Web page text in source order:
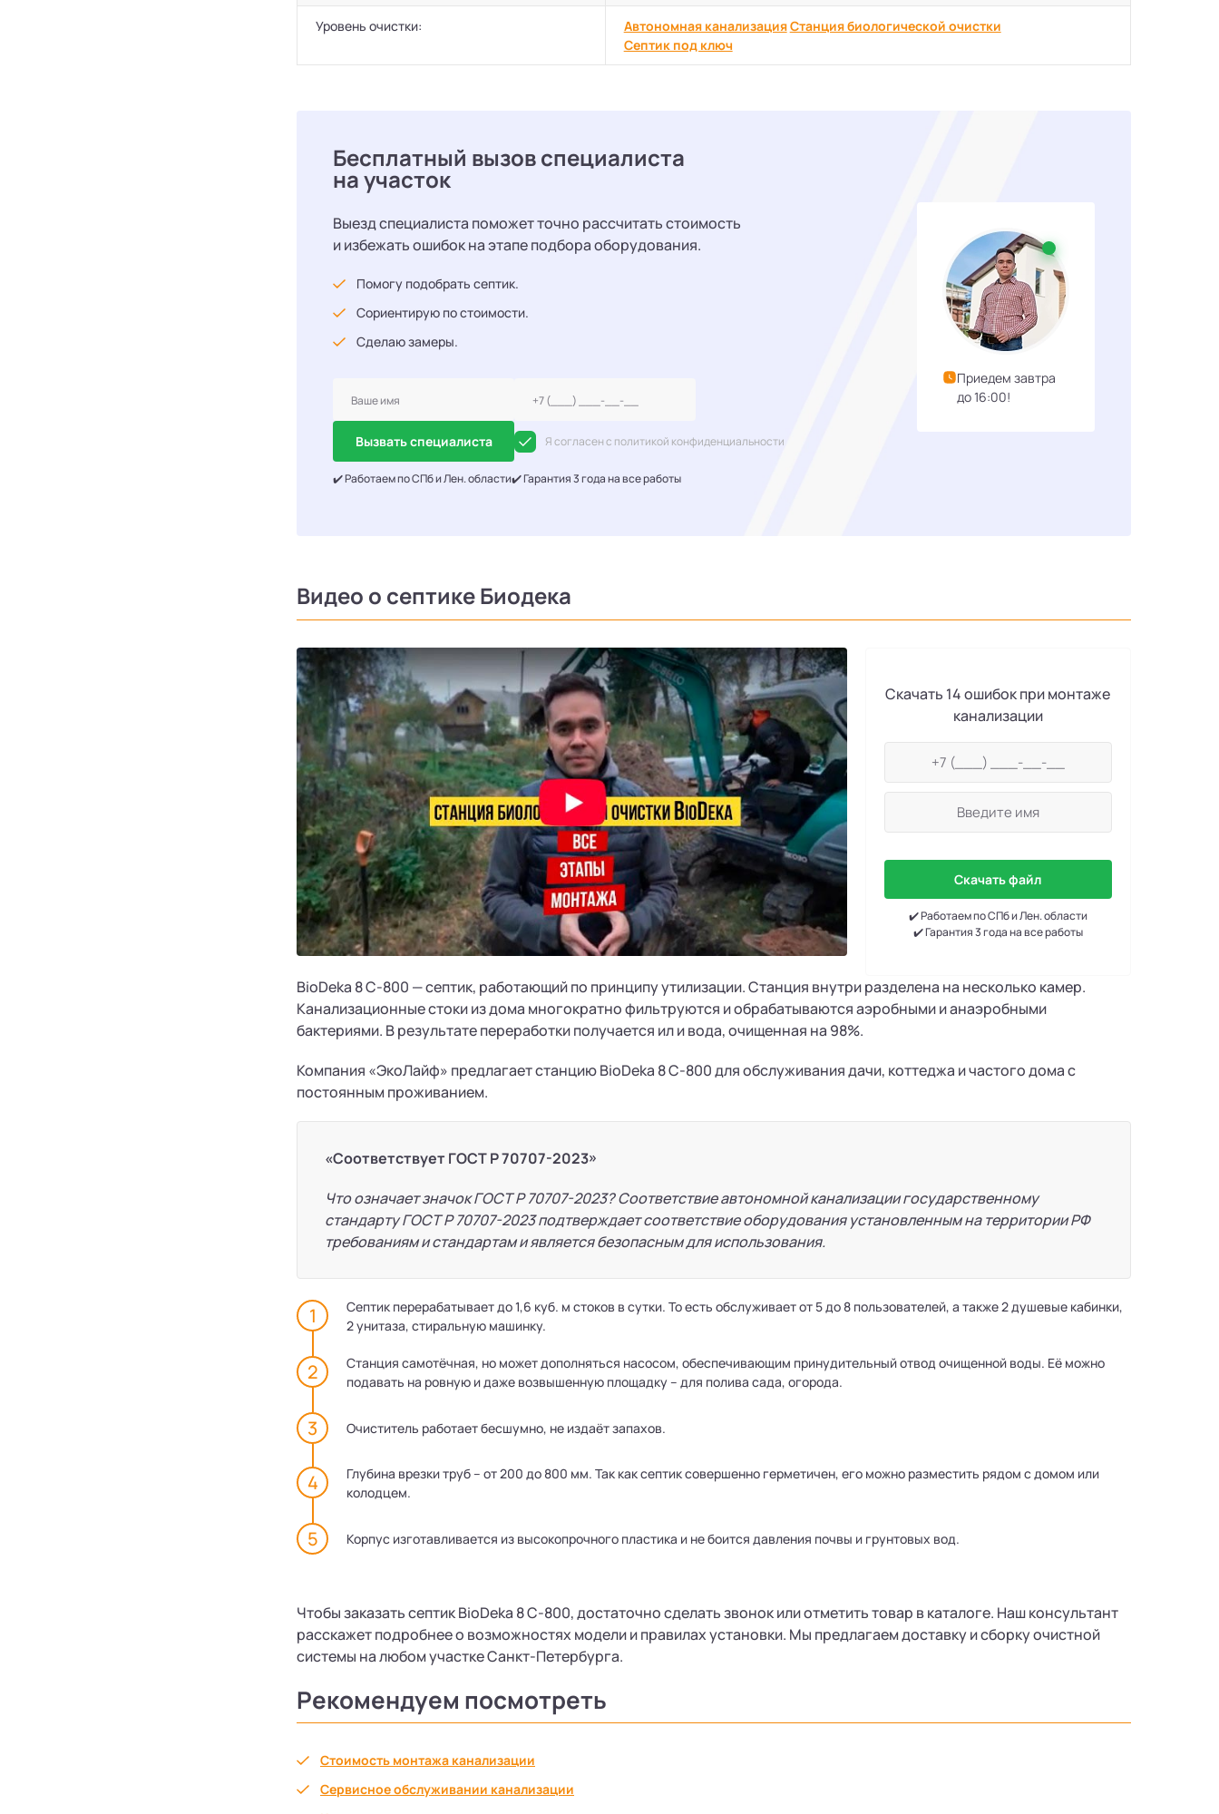
Уровень очистки: Автономная канализацияСтанция биологической очистки
Септик под ключ
Бесплатный вызов специалиста
на участок
Выезд специалиста поможет точно рассчитать стоимость
и избежать ошибок на этапе подбора оборудования.
Помогу подобрать септик.
Сориентирую по стоимости.
Сделаю замеры.
Вызвать специалиста Я согласен с политикой конфиденциальности
✔️ Работаем по СПб и Лен. области✔️ Гарантия 3 года на все работы
Приедем завтра
до 16:00!
Видео о септике Биодека
Скачать 14 ошибок при монтаже
канализации
Скачать файл
✔️ Работаем по СПб и Лен. области
✔️ Гарантия 3 года на все работы
BioDeka 8 С-800 — септик, работающий по принципу утилизации. Станция внутри разделена на несколько камер.
Канализационные стоки из дома многократно фильтруются и обрабатываются аэробными и анаэробными
бактериями. В результате переработки получается ил и вода, очищенная на 98%.
Компания «ЭкоЛайф» предлагает станцию BioDeka 8 С-800 для обслуживания дачи, коттеджа и частого дома с
постоянным проживанием.
«Соответствует ГОСТ Р 70707-2023»
Что означает значок ГОСТ Р 70707-2023? Соответствие автономной канализации государственному
стандарту ГОСТ Р 70707-2023 подтверждает соответствие оборудования установленным на территории РФ
требованиям и стандартам и является безопасным для использования.
Септик перерабатывает до 1,6 куб. м стоков в сутки. То есть обслуживает от 5 до 8 пользователей, а также 2 душевые кабинки,
2 унитаза, стиральную машинку.
Станция самотёчная, но может дополняться насосом, обеспечивающим принудительный отвод очищенной воды. Её можно
подавать на ровную и даже возвышенную площадку – для полива сада, огорода.
Очиститель работает бесшумно, не издаёт запахов.
Глубина врезки труб – от 200 до 800 мм. Так как септик совершенно герметичен, его можно разместить рядом с домом или
колодцем.
Корпус изготавливается из высокопрочного пластика и не боится давления почвы и грунтовых вод.
Чтобы заказать септик BioDeka 8 С-800, достаточно сделать звонок или отметить товар в каталоге. Наш консультант
расскажет подробнее о возможностях модели и правилах установки. Мы предлагаем доставку и сборку очистной
системы на любом участке Санкт-Петербурга.
Рекомендуем посмотреть
Стоимость монтажа канализации
Сервисное обслуживании канализации